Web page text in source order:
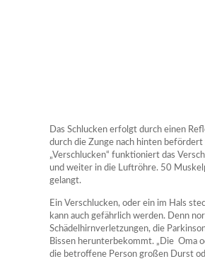
Das Schlucken erfolgt durch einen
durch die Zunge nach hinten
„Verschlucken“ funktioniert das
und weiter in die Luftröhre. 50
gelangt.
Ein Verschlucken, oder ein im Hals
kann auch gefährlich werden. Denn
Schädelhirnverletzungen, die
Bissen herunterbekommt. „Die Oma
die betroffene Person großen Durst